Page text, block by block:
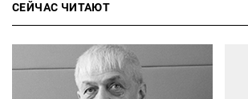
СЕЙЧАС ЧИТАЮТ